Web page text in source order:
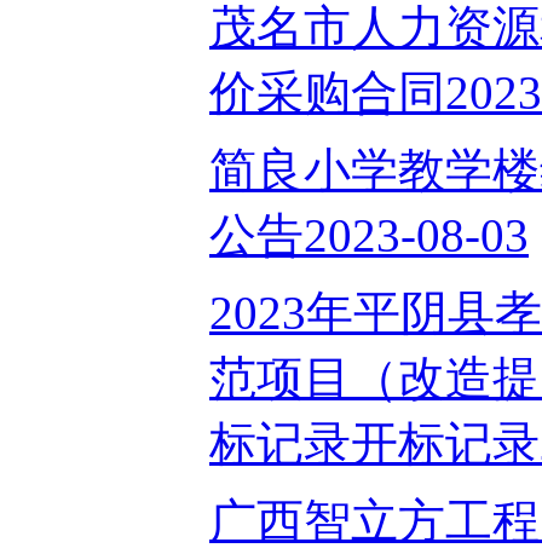
茂名市人力资
价采购合同
简良小学教学
公告2023-08-03
2023年平阴县
范项目（改造
标记录开标记
广西智立方工